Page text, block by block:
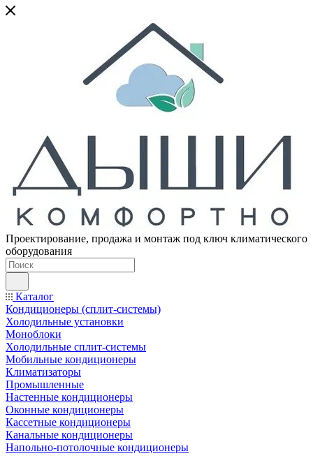
Проектирование, продажа и монтаж под ключ климатического
оборудования
Каталог
Кондиционеры (сплит-системы)
Холодильные установки
Моноблоки
Холодильные сплит-системы
Мобильные кондиционеры
Климатизаторы
Промышленные
Настенные кондиционеры
Оконные кондиционеры
Кассетные кондиционеры
Канальные кондиционеры
Напольно-потолочные кондиционеры